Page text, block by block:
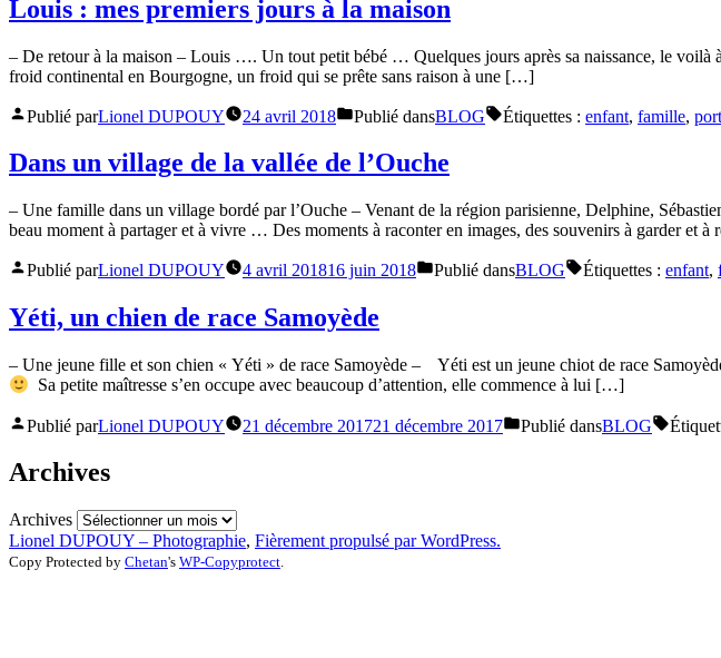
Louis : mes premiers jours à la maison
– De retour à la maison – Louis …. Un tout petit bébé … Quelques jours après sa naissance, le
froid continental en Bourgogne, un froid qui se prête sans raison à une […]
Publié parLionel DUPOUY 24 avril 2018 Publié dansBLOG Étiquettes : enfant, famille,
Dans un village de la vallée de l’Ouche
– Une famille dans un village bordé par l’Ouche – Venant de la région parisienne, Delphine,
beau moment à partager et à vivre … Des moments à raconter en images, des souvenirs à garder et
Publié parLionel DUPOUY 4 avril 201816 juin 2018 Publié dansBLOG Étiquettes : enfant,
Yéti, un chien de race Samoyède
– Une jeune fille et son chien « Yéti » de race Samoyède – Yéti est un jeune chiot de race
Sa petite maîtresse s’en occupe avec beaucoup d’attention, elle commence à lui […]
Publié parLionel DUPOUY 21 décembre 201721 décembre 2017 Publié dansBLOG
Archives
Archives
Lionel DUPOUY – Photographie, Fièrement propulsé par WordPress.
Copy Protected by Chetan's WP-Copyprotect.